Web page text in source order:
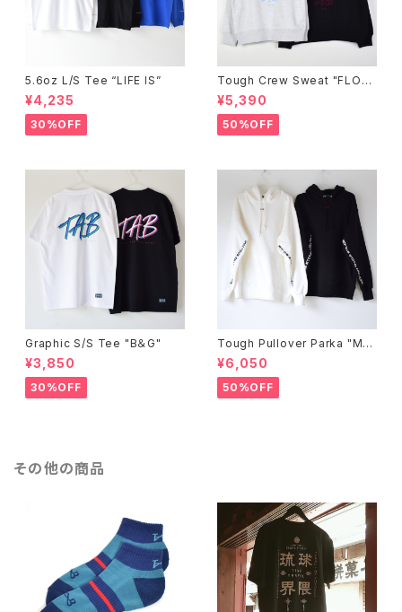
5.6oz L/S Tee “LIFE IS”
¥4,235
30%OFF
Tough Crew Sweat "FLOC
K"
¥5,390
50%OFF
Graphic S/S Tee "B＆G"
¥3,850
30%OFF
Tough Pullover Parka "ME
SSAGE"
¥6,050
50%OFF
その他の商品